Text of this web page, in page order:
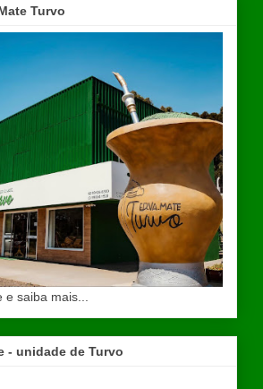
Turvo
e saiba mais...
- unidade de Turvo